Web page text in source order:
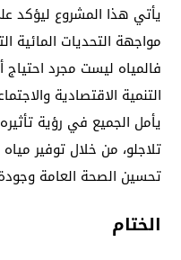
يأتي هذا المشروع ليؤكد
مواجهة التحديات المائية
فالمياه ليست مجرد
التنمية الاقتصادية
يأمل الجميع في رؤية
تلاجلو، من خلال توفير
تحسين الصحة العامة
الختام